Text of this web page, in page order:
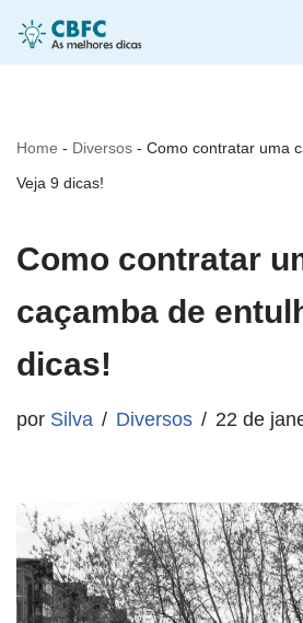
Pular
Home - Diversos - Como contratar uma
Veja 9 dicas!
Como contratar
caçamba de
dicas!
por Silva Diversos 22 de